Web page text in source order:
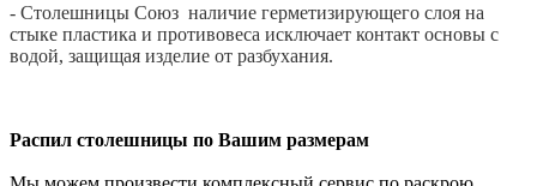
- Столешницы Союз наличие герметизирующего слоя на
стыке пластика и противовеса исключает контакт основы с
водой, защищая изделие от разбухания.
Распил столешницы по Вашим размерам